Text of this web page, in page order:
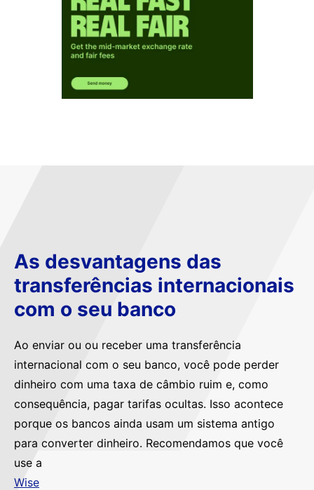
As desvantagens das
transferências internacionais
com o seu banco
Ao enviar ou ou receber uma transferência
internacional com o seu banco, você pode perder
dinheiro com uma taxa de câmbio ruim e, como
consequência, pagar tarifas ocultas. Isso acontece
porque os bancos ainda usam um sistema antigo
para converter dinheiro. Recomendamos que você
use a
Wise